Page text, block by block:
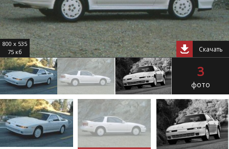
800 x 535
75 кб
Скачать
3
фото